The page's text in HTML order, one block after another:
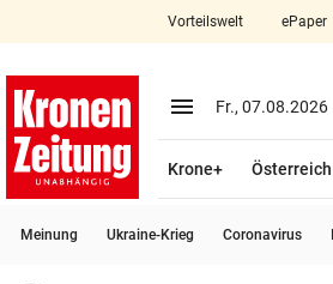
account_circle Anmelden
Vorteilswelt ePaper
menu Menü aufklappen
Fr., 07.08.2026
Krone+ Österreich
Meinung Ukraine-Krieg Coronavirus